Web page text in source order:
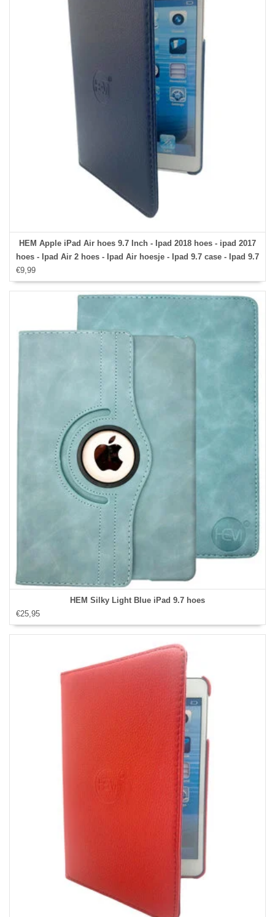
HEM Apple iPad Air hoes 9.7 Inch - Ipad 2018 hoes - ipad 2017
hoes - Ipad Air 2 hoes - Ipad Air hoesje - Ipad 9.7 case - Ipad 9.7
Autowake Draaibare Cover - Ipad hoes 2017/2018 - Donker
Blauw - Gehele draaibare bescherming voor Ipad
€9,99
HEM Silky Light Blue iPad 9.7 hoes
€25,95